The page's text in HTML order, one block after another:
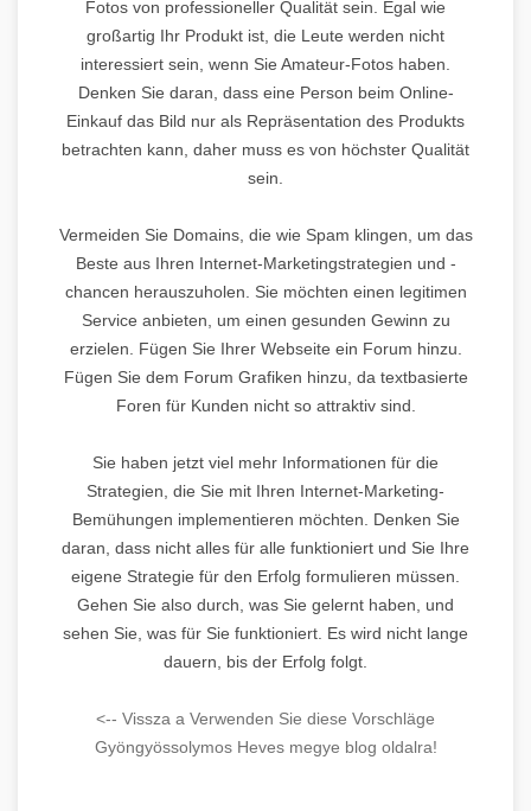
Fotos von professioneller Qualität sein. Egal wie
großartig Ihr Produkt ist, die Leute werden nicht
interessiert sein, wenn Sie Amateur-Fotos haben.
Denken Sie daran, dass eine Person beim Online-
Einkauf das Bild nur als Repräsentation des Produkts
betrachten kann, daher muss es von höchster Qualität
sein.
Vermeiden Sie Domains, die wie Spam klingen, um das
Beste aus Ihren Internet-Marketingstrategien und -
chancen herauszuholen. Sie möchten einen legitimen
Service anbieten, um einen gesunden Gewinn zu
erzielen. Fügen Sie Ihrer Webseite ein Forum hinzu.
Fügen Sie dem Forum Grafiken hinzu, da textbasierte
Foren für Kunden nicht so attraktiv sind.
Sie haben jetzt viel mehr Informationen für die
Strategien, die Sie mit Ihren Internet-Marketing-
Bemühungen implementieren möchten. Denken Sie
daran, dass nicht alles für alle funktioniert und Sie Ihre
eigene Strategie für den Erfolg formulieren müssen.
Gehen Sie also durch, was Sie gelernt haben, und
sehen Sie, was für Sie funktioniert. Es wird nicht lange
dauern, bis der Erfolg folgt.
<-- Vissza a Verwenden Sie diese Vorschläge
Gyöngyössolymos Heves megye blog oldalra!